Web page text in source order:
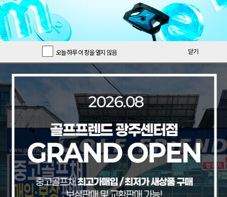
오늘 하루 이 창을 열지 않음 닫기
오늘의 특가
기간한정 클럽 기간한정 용품 추천 중고풀세트